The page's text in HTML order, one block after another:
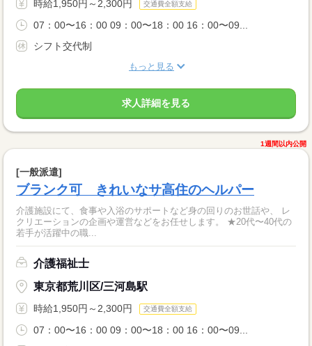
時給1,950円～2,300円 交通費全額支給
07：00〜16：00 09：00〜18：00 16：00〜09...
シフト交代制
もっと見る
求人詳細を見る
1週間以内公開
[一般派遣]
ブランク可 きれいなサ高住のヘルパー
介護施設にて、食事や入浴のサポートなど身の回りのお世話や、 レ
クリエーションの企画や運営などをお任せします。 ★20代〜40代の
若手が活躍中の職...
介護福祉士
東京都荒川区/三河島駅
時給1,950円～2,300円 交通費全額支給
07：00〜16：00 09：00〜18：00 16：00〜09...